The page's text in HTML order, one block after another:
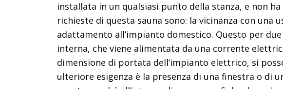
installata in un qualsiasi punto della stanza, e non
richieste di questa sauna sono: la vicinanza con una
adattamento all’impianto domestico. Questo per
interna, che viene alimentata da una corrente
dimensione di portata dell’impianto elettrico, si
ulteriore esigenza è la presenza di una finestra o di